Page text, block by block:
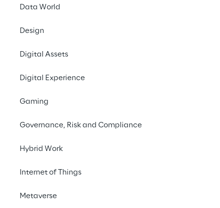
Data World
Design
Digital Assets
Digital Experience
Gaming
Governance, Risk and Compliance
Hybrid Work
Internet of Things
Metaverse
#Servitization
#Industrial IoT
Os produtos conectados
estão se tornando
difundidos
Os avanços em miniaturização, eficiência